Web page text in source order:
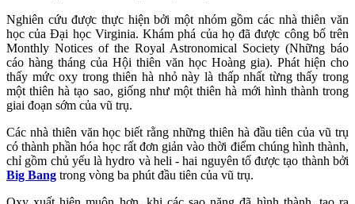
Nghiên cứu được thực hiện bởi một nhóm gồm các nhà thiên văn
học của Đại học Virginia. Khám phá của họ đã được công bố trên
Monthly Notices of the Royal Astronomical Society (Những báo
cáo hàng tháng của Hội thiên văn học Hoàng gia). Phát hiện cho
thấy mức oxy trong thiên hà nhỏ này là thấp nhất từng thấy trong
một thiên hà tạo sao, giống như một thiên hà mới hình thành trong
giai đoạn sớm của vũ trụ.
Các nhà thiên văn học biết rằng những thiên hà đầu tiên của vũ trụ
có thành phần hóa học rất đơn giản vào thời điểm chúng hình thành,
chỉ gồm chủ yếu là hydro và heli - hai nguyên tố được tạo thành bởi
Big Bang trong vòng ba phút đầu tiên của vũ trụ.